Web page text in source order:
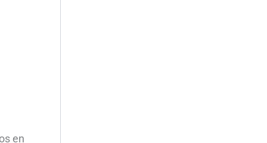
en